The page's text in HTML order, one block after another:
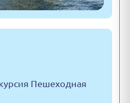
Пешеходная